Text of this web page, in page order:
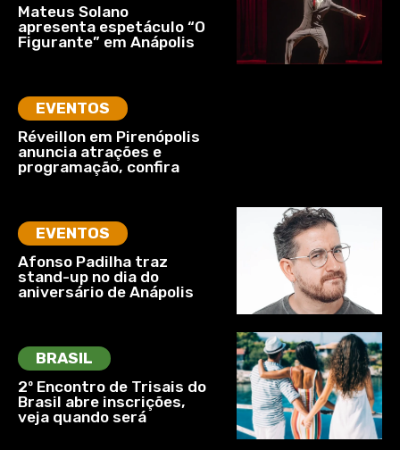
Mateus Solano
apresenta espetáculo “O
Figurante” em Anápolis
EVENTOS
Réveillon em Pirenópolis
anuncia atrações e
programação, confira
EVENTOS
Afonso Padilha traz
stand-up no dia do
aniversário de Anápolis
BRASIL
2º Encontro de Trisais do
Brasil abre inscrições,
veja quando será